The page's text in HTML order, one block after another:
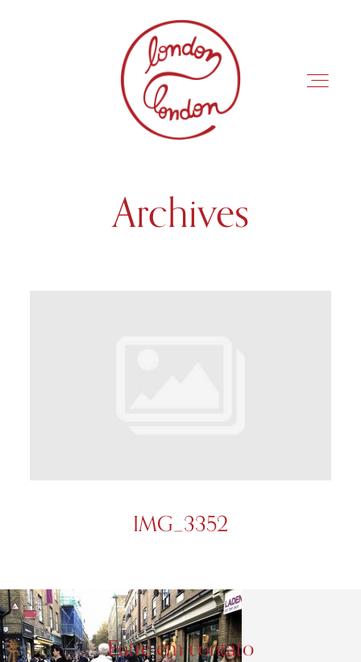
INÍCIO
Archives
IMG_3352
Entre em contato